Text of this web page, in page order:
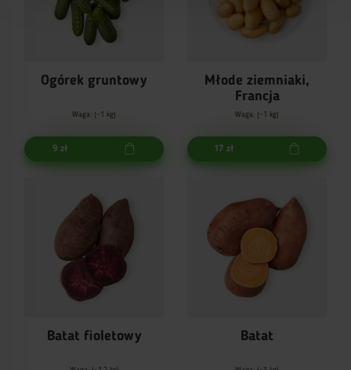
Ogórek gruntowy
Waga: (~1 kg)
9 zł
Młode ziemniaki,
Francja
Waga: (~1 kg)
17 zł
Batat fioletowy Batat